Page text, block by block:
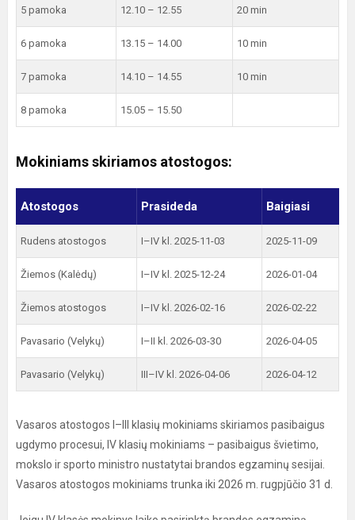
5 pamoka 12.10 – 12.55 20 min
6 pamoka 13.15 – 14.00 10 min
7 pamoka 14.10 – 14.55 10 min
8 pamoka 15.05 – 15.50
Mokiniams skiriamos atostogos:
Atostogos Prasideda Baigiasi
Rudens atostogos I–IV kl. 2025-11-03 2025-11-09
Žiemos (Kalėdų) I–IV kl. 2025-12-24 2026-01-04
Žiemos atostogos I–IV kl. 2026-02-16 2026-02-22
Pavasario (Velykų) I–II kl. 2026-03-30 2026-04-05
Pavasario (Velykų) III–IV kl. 2026-04-06 2026-04-12
Vasaros atostogos I–III klasių mokiniams skiriamos pasibaigus
ugdymo procesui, IV klasių mokiniams – pasibaigus švietimo,
mokslo ir sporto ministro nustatytai brandos egzaminų sesijai.
Vasaros atostogos mokiniams trunka iki 2026 m. rugpjūčio 31 d.